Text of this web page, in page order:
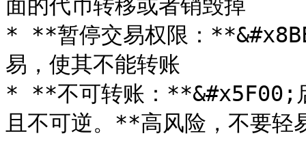
面的代币转移或者销毁掉
* **暂停交易权限：
易，使其不能转账
* **不可转账：**&#x5F00;
且不可逆。**高风险，不要